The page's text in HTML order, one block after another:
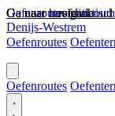
Ga naar hoofdinhoud
Ga naar navigatie
Oefenroutes
Denijs-Westrem
Oefenroutes
Oefenroutes